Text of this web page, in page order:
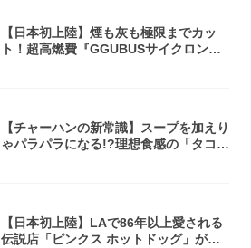
【日本初上陸】煙も灰も極限までカッ
ト！超高燃費『GGUBUSサイクロン焚
【チャーハンの新常識】スープを加えり
ゃパラパラになる!?理想食感の「タコチ
【日本初上陸】LAで86年以上愛される
伝説店「ピンクス ホットドッグ」が年